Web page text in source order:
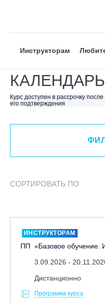
Инструкторам
Курс доступен в рассрочку после
его подтверждения
ФИЛЬТР
ВИД СПОРТА
Я ХОЧУ
КАТЕГОРИЯ
Тренерам
ЛЕКТОР
СРОКИ ПРОВЕДЕНИЯ
СОРТИРОВАТЬ ПО
ИНСТРУКТОРАМ
ПП «Базовое обучение.
3.09.2026 -
Дистанционно
Программа курса